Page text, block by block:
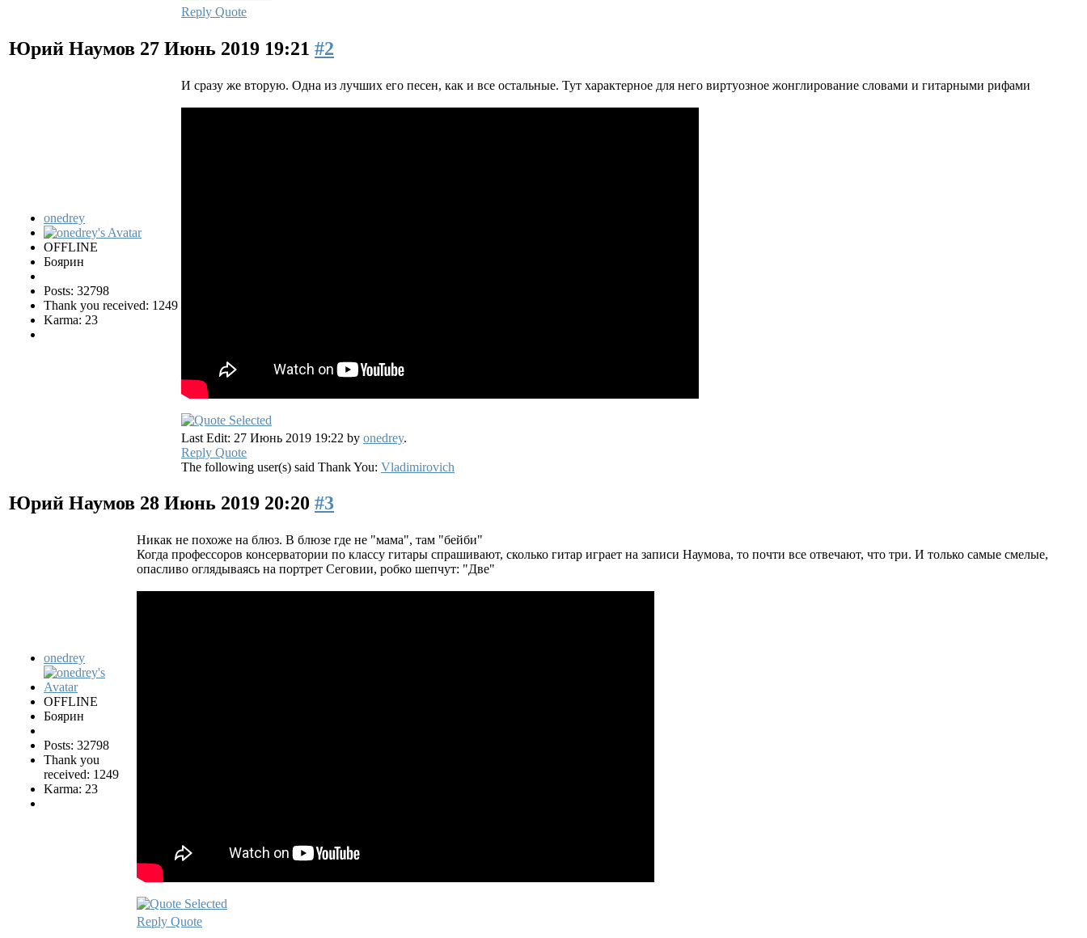
Reply Quote
Юрий Наумов 27 Июнь 2019 19:21 #2
onedrey
OFFLINE
Боярин
Posts: 32798
Thank you received: 1249
Karma: 23
И сразу же вторую. Одна из лучших его песен, как и все остальные. Тут характерное для него виртуозное жонглирование словами и гитарными рифами
Last Edit: 27 Июнь 2019 19:22 by onedrey.
Reply Quote
The following user(s) said Thank You: Vladimirovich
Юрий Наумов 28 Июнь 2019 20:20 #3
onedrey
OFFLINE
Боярин
Posts: 32798
Thank you
received: 1249
Karma: 23
Никак не похоже на блюз. В блюзе где не "мама", там "бейби"
Когда профессоров консерватории по классу гитары спрашивают, сколько гитар играет на записи Наумова, то почти все отвечают, что три. И только самые смелые,
опасливо оглядываясь на портрет Сеговии, робко шепчут: "Две"
Reply Quote